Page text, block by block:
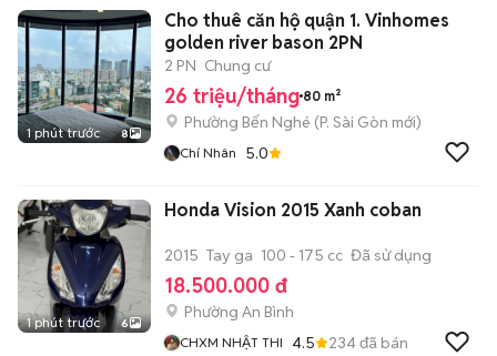
1 phút trước 8
Cho thuê căn hộ quận 1. Vinhomes
golden river bason 2PN
2 PN Chung cư
26 triệu/tháng 80 m²
Phường Bến Nghé (P. Sài Gòn mới)
Chí Nhân 5.0
1 phút trước 6
Honda Vision 2015 Xanh coban
2015 Tay ga 100 - 175 cc Đã sử dụng
18.500.000 đ
Phường An Bình
CHXM NHẬT THI 4.5 234đã bán